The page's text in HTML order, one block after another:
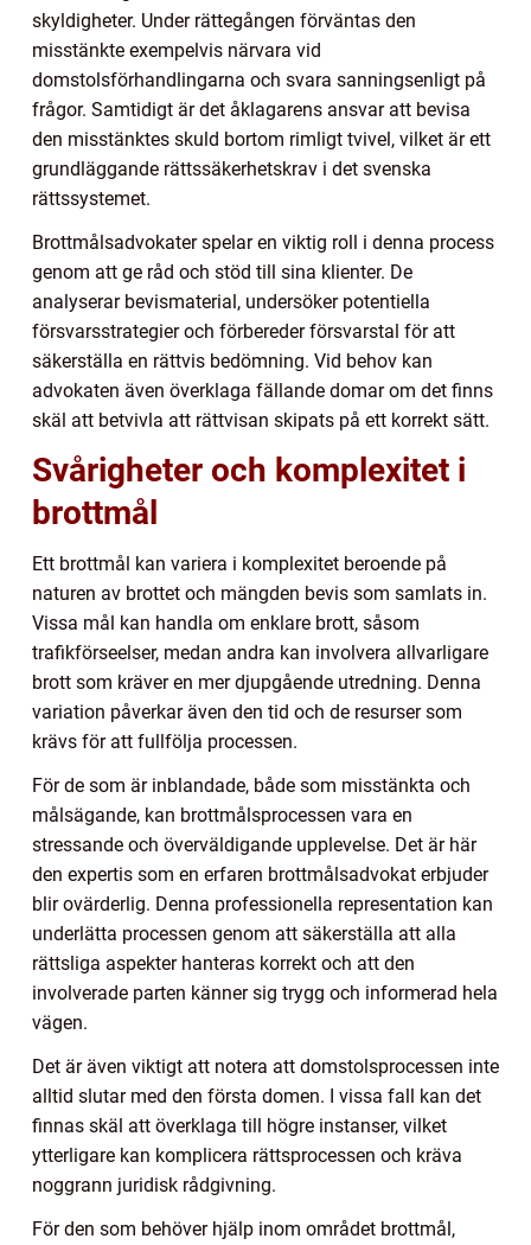
skyldigheter. Under rättegången förväntas den
misstänkte exempelvis närvara vid
domstolsförhandlingarna och svara sanningsenligt på
frågor. Samtidigt är det åklagarens ansvar att bevisa
den misstänktes skuld bortom rimligt tvivel, vilket är ett
grundläggande rättssäkerhetskrav i det svenska
rättssystemet.
Brottmålsadvokater spelar en viktig roll i denna process
genom att ge råd och stöd till sina klienter. De
analyserar bevismaterial, undersöker potentiella
försvarsstrategier och förbereder försvarstal för att
säkerställa en rättvis bedömning. Vid behov kan
advokaten även överklaga fällande domar om det finns
skäl att betvivla att rättvisan skipats på ett korrekt sätt.
Svårigheter och komplexitet i
brottmål
Ett brottmål kan variera i komplexitet beroende på
naturen av brottet och mängden bevis som samlats in.
Vissa mål kan handla om enklare brott, såsom
trafikförseelser, medan andra kan involvera allvarligare
brott som kräver en mer djupgående utredning. Denna
variation påverkar även den tid och de resurser som
krävs för att fullfölja processen.
För de som är inblandade, både som misstänkta och
målsägande, kan brottmålsprocessen vara en
stressande och överväldigande upplevelse. Det är här
den expertis som en erfaren brottmålsadvokat erbjuder
blir ovärderlig. Denna professionella representation kan
underlätta processen genom att säkerställa att alla
rättsliga aspekter hanteras korrekt och att den
involverade parten känner sig trygg och informerad hela
vägen.
Det är även viktigt att notera att domstolsprocessen inte
alltid slutar med den första domen. I vissa fall kan det
finnas skäl att överklaga till högre instanser, vilket
ytterligare kan komplicera rättsprocessen och kräva
noggrann juridisk rådgivning.
För den som behöver hjälp inom området brottmål,